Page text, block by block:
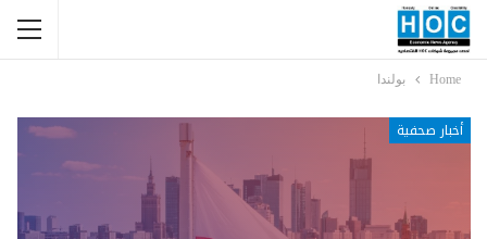
Home بولندا
أخبار صحفية